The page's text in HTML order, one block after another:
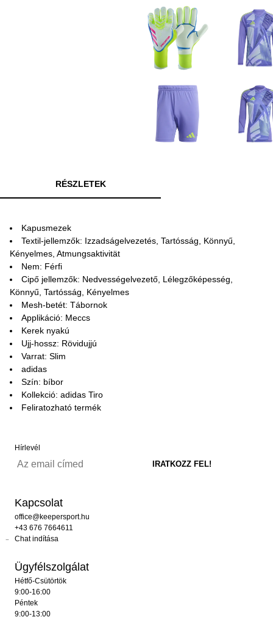
RÉSZLETEK
Kapusmezek
Textil-jellemzők: Izzadságelvezetés, Tartósság, Könnyű,
Kényelmes, Atmungsaktivität
Nem: Férfi
Cipő jellemzők: Nedvességelvezető, Lélegzőképesség,
Könnyű, Tartósság, Kényelmes
Mesh-betét: Tábornok
Applikáció: Meccs
Kerek nyakú
Ujj-hossz: Rövidujjú
Varrat: Slim
adidas
Szín: bíbor
Kollekció: adidas Tiro
Feliratozható termék
Hírlevél
Kapcsolat
office@keepersport.hu
+43 676 7664611
Chat indítása
Ügyfélszolgálat
Hétfő-Csütörtök
9:00-16:00
Péntek
9:00-13:00